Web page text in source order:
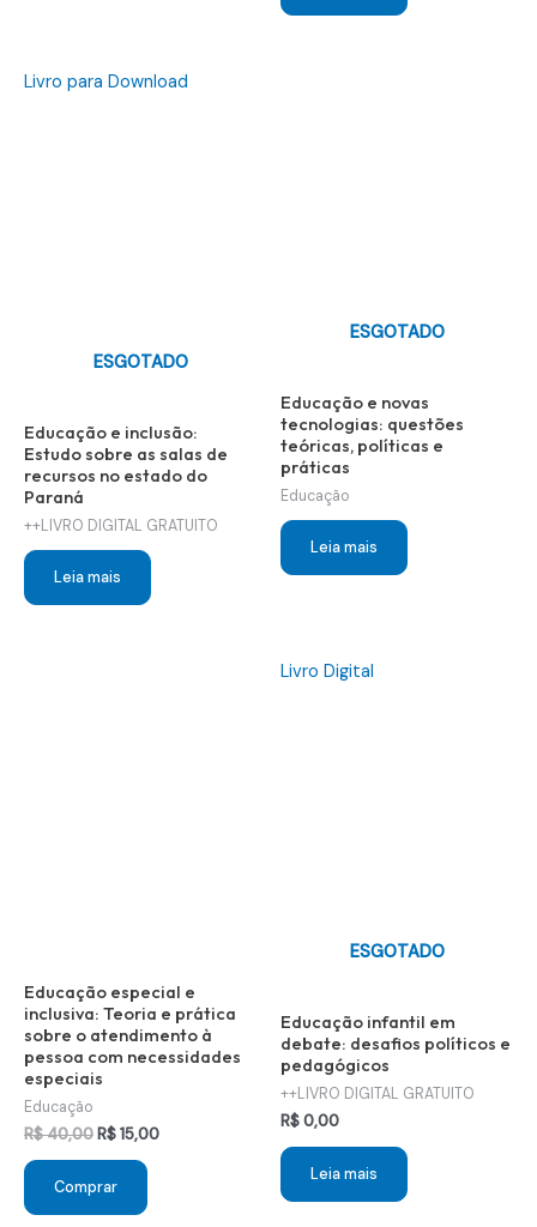
Livro para Download
ESGOTADO
Educação e inclusão:
Estudo sobre as salas de
recursos no estado do
Paraná
++LIVRO DIGITAL GRATUITO
Leia mais
ESGOTADO
Educação e novas
tecnologias: questões
teóricas, políticas e
práticas
Educação
Leia mais
Educação especial e
inclusiva: Teoria e prática
sobre o atendimento à
pessoa com necessidades
especiais
Educação
R$40,00O
original
era:
R$ 40,00.
R$15,00O
Comprar
Livro Digital
ESGOTADO
Educação infantil em
debate: desafios políticos e
pedagógicos
++LIVRO DIGITAL GRATUITO
R$0,00
Leia mais